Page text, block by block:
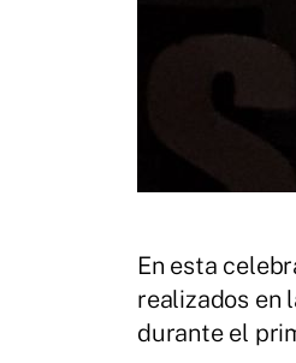
En esta
realizados en
durante el